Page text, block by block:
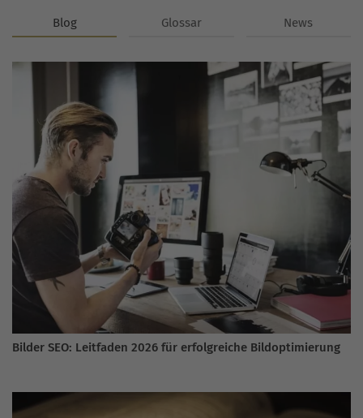
Blog Glossar News
Bilder SEO: Leitfaden 2026 für erfolgreiche Bildoptimierung